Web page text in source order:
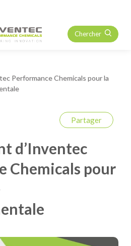
Chercher
Performance Chemicals pour la
Partager
d’Inventec
Chemicals pour